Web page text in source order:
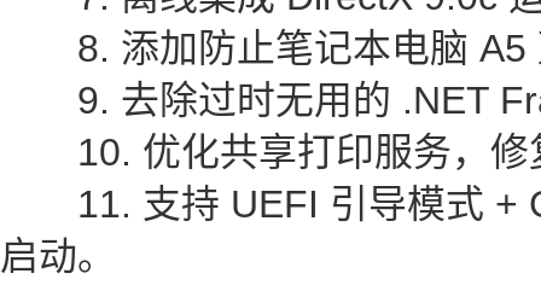
8. 添加防止笔记本电脑 A5
9. 去除过时无用的 .NET
10. 优化共享打印服务，修
11. 支持 UEFI 引导模式 +
启动。